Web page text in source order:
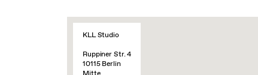
KLL Studio
Ruppiner Str. 4
10115 Berlin